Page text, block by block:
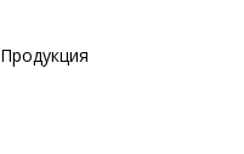
Продукция